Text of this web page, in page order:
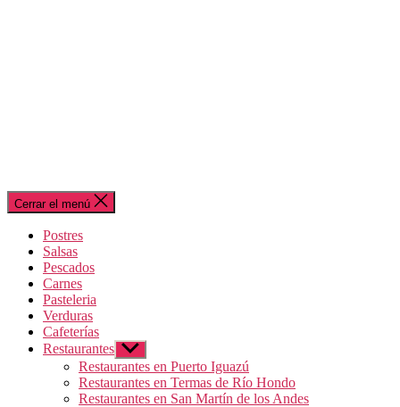
Cerrar el menú
Postres
Salsas
Pescados
Carnes
Pasteleria
Verduras
Cafeterías
Restaurantes Mostrar
el
submenú
Restaurantes en Puerto Iguazú
Restaurantes en Termas de Río Hondo
Restaurantes en San Martín de los Andes